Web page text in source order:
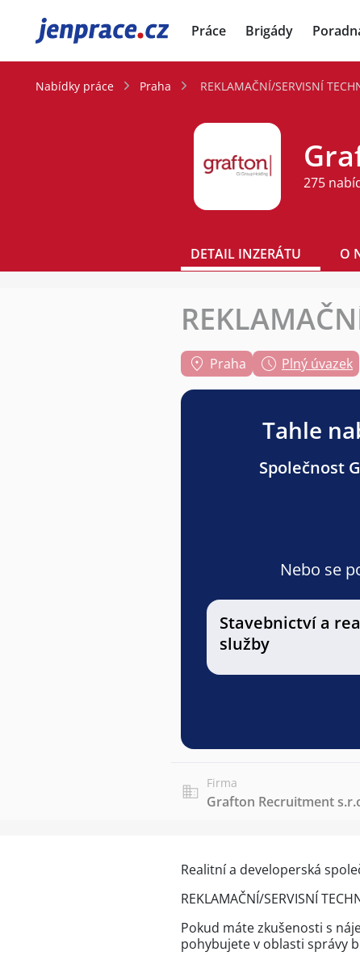
JenPráce.cz Práce Brigády
Nabídky práce Praha REKLAMAČNÍ/SERVISNÍ
275
DETAIL INZERÁTU O
Praha Plný úvazek
Tahle
Společnost
Nebo se
Stavebnictví a
služby
Firma
Grafton Recruitment
Realitní a developerská
REKLAMAČNÍ/SERVISNÍ
Pokud máte zkušenosti s
pohybujete v oblasti správy